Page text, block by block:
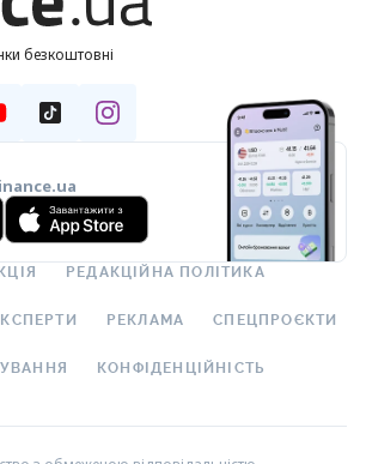
безкоштовні
РЕДАКЦІЙНА ПОЛІТИКА
РЕКЛАМА СПЕЦПРОЄКТИ
КОНФІДЕНЦІЙНІСТЬ